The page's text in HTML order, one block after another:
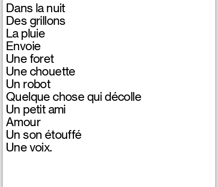
Dans la nuit
Des grillons
La pluie
Envoie
Une foret
Une chouette
Un robot
Quelque chose qui décolle
Un petit ami
Amour
Un son étouffé
Une voix.